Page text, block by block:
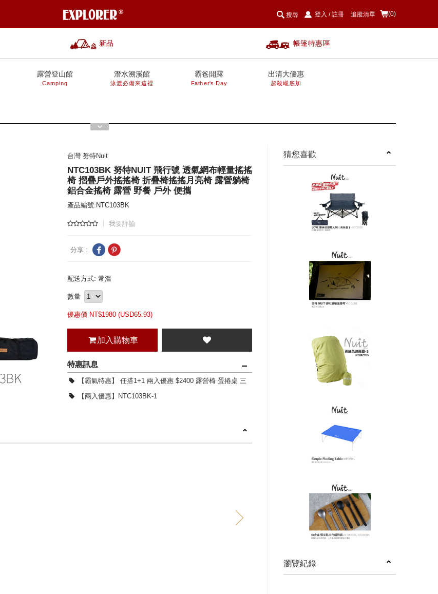
(0)
登入 / 註冊 追蹤清單
新品 帳篷特惠區
搜尋
露營登山館
Camping
潛水溯溪館
泳渡必備來這裡
霸爸開露
Father's Day
出清大優惠
超殺巄底加
台灣 努特Nuit
NTC103BK 努特NUIT 飛行號 透氣網布輕量搖搖
椅 摺疊戶外搖搖椅 折疊椅搖搖月亮椅 露營躺椅
鋁合金搖椅 露營 野餐 戶外 便攜
產品編號:NTC103BK
我要評論
分享 :
配送方式: 常溫
數量
優惠價 NT$1980 (USD65.93)
加入購物車
特惠訊息
【霸氣特惠】 任搭1+1 兩入優惠 $2400 露營椅 蛋捲桌 三
層架 【兩入優惠】NTC103BK-1
next
猜您喜歡
瀏覽紀錄